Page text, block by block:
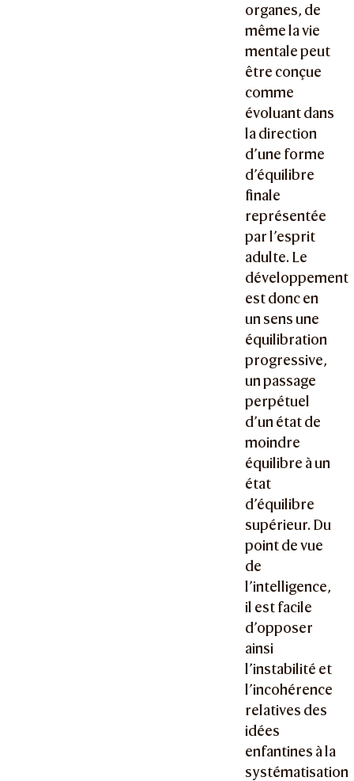
organes, de
même la vie
mentale peut
être conçue
comme
évoluant dans
la direction
d’une forme
d’équilibre
finale
représentée
par l’esprit
adulte. Le
développement
est donc en
un sens une
équilibration
progressive,
un passage
perpétuel
d’un état de
moindre
équilibre à un
état
d’équilibre
supérieur. Du
point de vue
de
l’intelligence,
il est facile
d’opposer
ainsi
l’instabilité et
l’incohérence
relatives des
idées
enfantines à la
systématisation